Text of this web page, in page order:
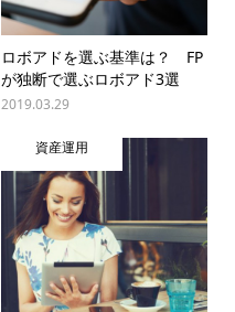
ロボアドを選ぶ基準は？ FP
が独断で選ぶロボアド3選
2019.03.29
資産運用